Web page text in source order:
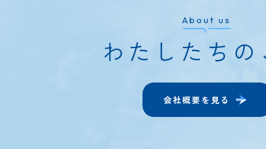
About us
わたしたち
会社概要を見る